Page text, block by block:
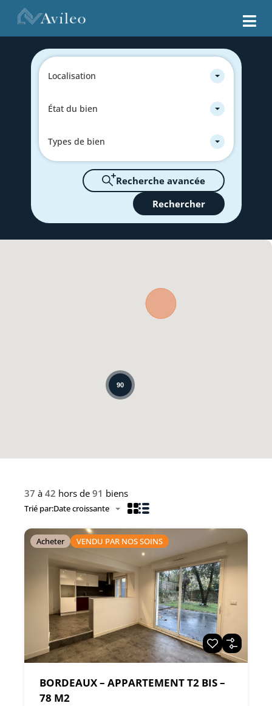
Localisation
État du bien
Types de bien
Recherche avancée
Rechercher
90
37 à 42 hors de 91 biens
Trié par:Date croissante
Acheter VENDU PAR NOS SOINS
BORDEAUX – APPARTEMENT T2 BIS –
78 M2